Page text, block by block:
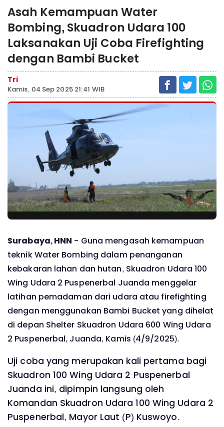
Asah Kemampuan Water
Bombing, Skuadron Udara 100
Laksanakan Uji Coba Firefighting
dengan Bambi Bucket
Tri
Kamis, 04 Sep 2025 21:41 WIB
Surabaya, HNN - Guna mengasah kemampuan
teknik Water Bombing dalam penanganan
kebakaran lahan dan hutan, Skuadron Udara 100
Wing Udara 2 Puspenerbal Juanda menggelar
latihan pemadaman dari udara atau firefighting
dengan menggunakan Bambi Bucket yang dihelat
di depan Shelter Skuadron Udara 600 Wing Udara
2 Puspenerbal, Juanda, Kamis (4/9/2025).
Uji coba yang merupakan kali pertama bagi
Skuadron 100 Wing Udara 2 Puspenerbal
Juanda ini, dipimpin langsung oleh
Komandan Skuadron Udara 100 Wing Udara 2
Puspenerbal, Mayor Laut (P) Kuswoyo.